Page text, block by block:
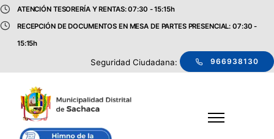
ATENCIÓN TESORERÍA Y RENTAS: 07:30 - 15:15h
RECEPCIÓN DE DOCUMENTOS EN MESA DE PARTES PRESENCIAL: 07:30 -
15:15h
Seguridad Ciudadana: 966938130